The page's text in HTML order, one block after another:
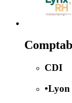
CDI
•Lyon